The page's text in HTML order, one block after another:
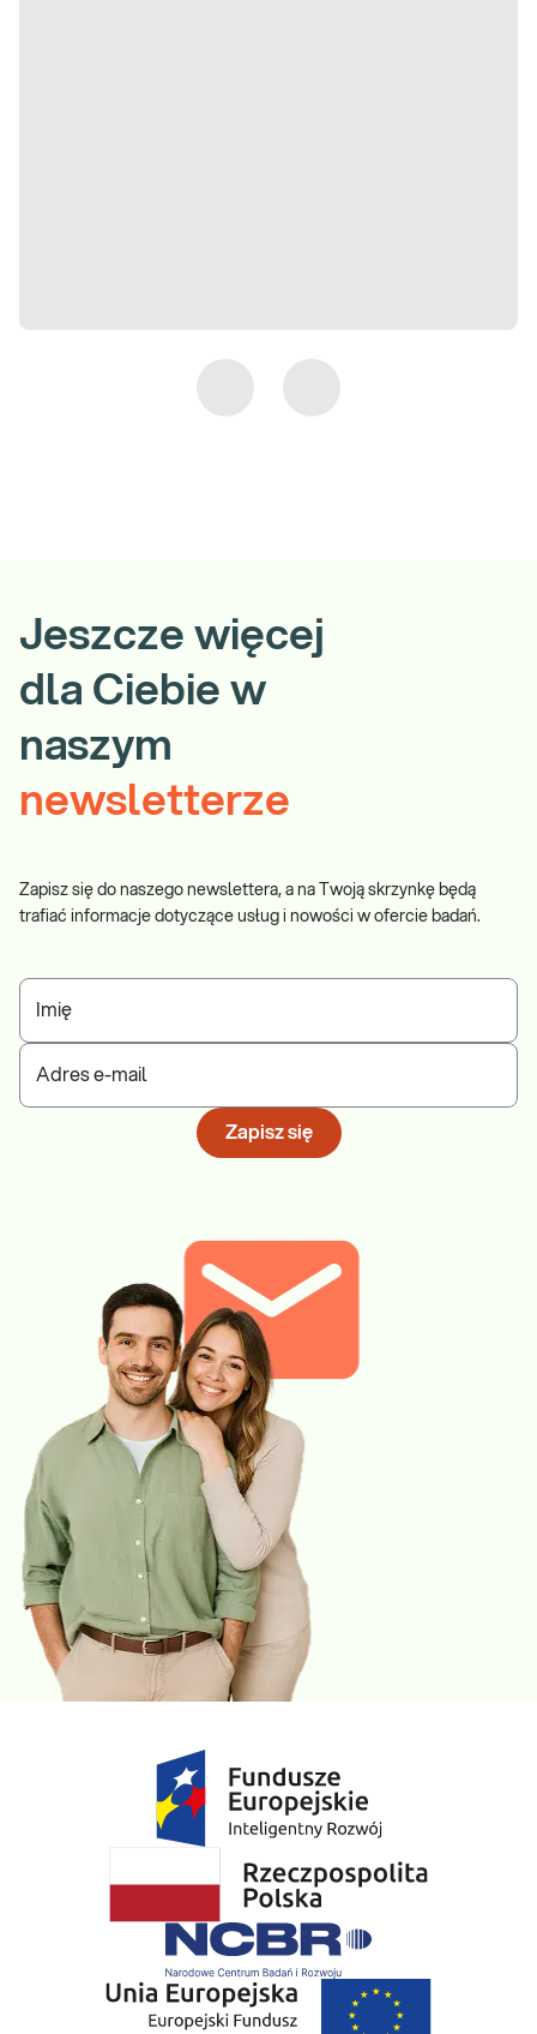
Jeszcze więcej
dla Ciebie w
naszym
newsletterze
Zapisz się do naszego newslettera, a na Twoją skrzynkę będą
trafiać informacje dotyczące usług i nowości w ofercie badań.
Imię
Adres e-mail
Zapisz się